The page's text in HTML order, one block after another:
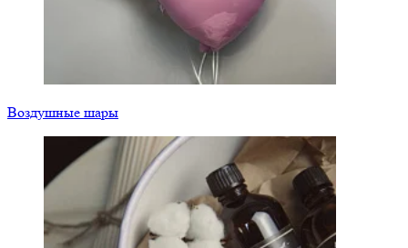
Воздушные шары